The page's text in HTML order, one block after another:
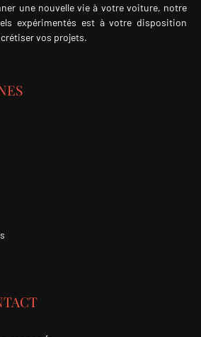
une nouvelle vie à votre voiture, notre
expérimentés est à votre disposition
vos projets.